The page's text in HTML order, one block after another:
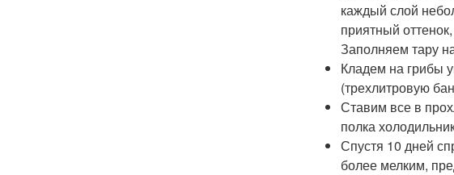
каждый слой
приятный
Заполняем тару
Кладем на грибы
(трехлитровую
Ставим все в
полка
Спустя 10 дней
более мелким,